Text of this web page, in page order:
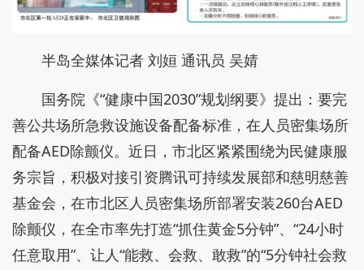
半岛全媒体记者 刘姮 通讯员 吴婧
国务院《“健康中国2030”规划纲要》提出：要完
善公共场所急救设施设备配备标准，在人员密集场所
配备AED除颤仪。近日，市北区紧紧围绕为民健康服
务宗旨，积极对接引资腾讯可持续发展部和慈明慈善
基金会，在市北区人员密集场所部署安装260台AED
除颤仪，在全市率先打造“抓住黄金5分钟”、“24小时
任意取用”、让人“能救、会救、敢救”的“5分钟社会救